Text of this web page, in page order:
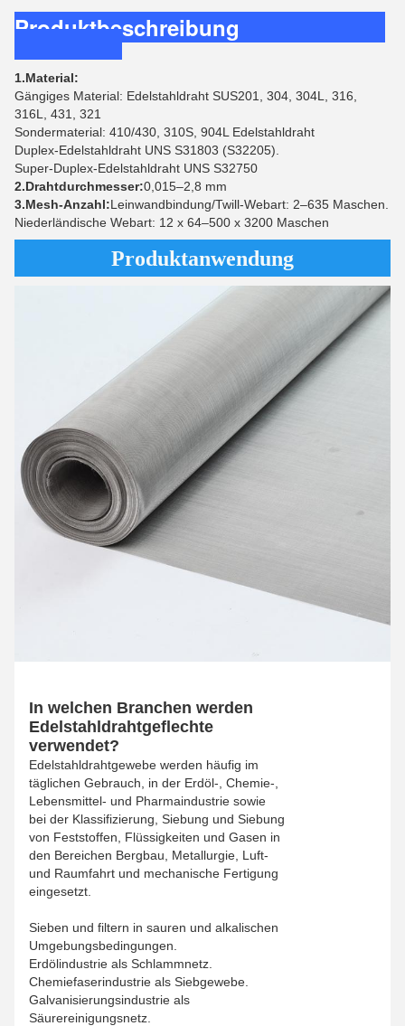
Produktbeschreibung
1.Material:
Gängiges Material: Edelstahldraht SUS201, 304, 304L, 316,
316L, 431, 321
Sondermaterial: 410/430, 310S, 904L Edelstahldraht
Duplex-Edelstahldraht UNS S31803 (S32205).
Super-Duplex-Edelstahldraht UNS S32750
2.Drahtdurchmesser:0,015–2,8 mm
3.Mesh-Anzahl:Leinwandbindung/Twill-Webart: 2–635 Maschen.
Niederländische Webart: 12 x 64–500 x 3200 Maschen
Produktanwendung
In welchen Branchen werden
Edelstahldrahtgeflechte
verwendet?
Edelstahldrahtgewebe werden häufig im
täglichen Gebrauch, in der Erdöl-, Chemie-,
Lebensmittel- und Pharmaindustrie sowie
bei der Klassifizierung, Siebung und Siebung
von Feststoffen, Flüssigkeiten und Gasen in
den Bereichen Bergbau, Metallurgie, Luft-
und Raumfahrt und mechanische Fertigung
eingesetzt.
Sieben und filtern in sauren und alkalischen
Umgebungsbedingungen.
Erdölindustrie als Schlammnetz.
Chemiefaserindustrie als Siebgewebe.
Galvanisierungsindustrie als
Säurereinigungsnetz.